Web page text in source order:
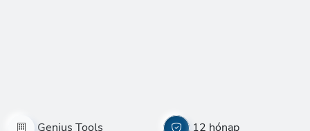
Genius Tools 12 hónap